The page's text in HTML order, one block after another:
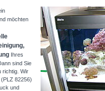
möchten
Ihres
sind Sie
richtig. Wir
82256)
und